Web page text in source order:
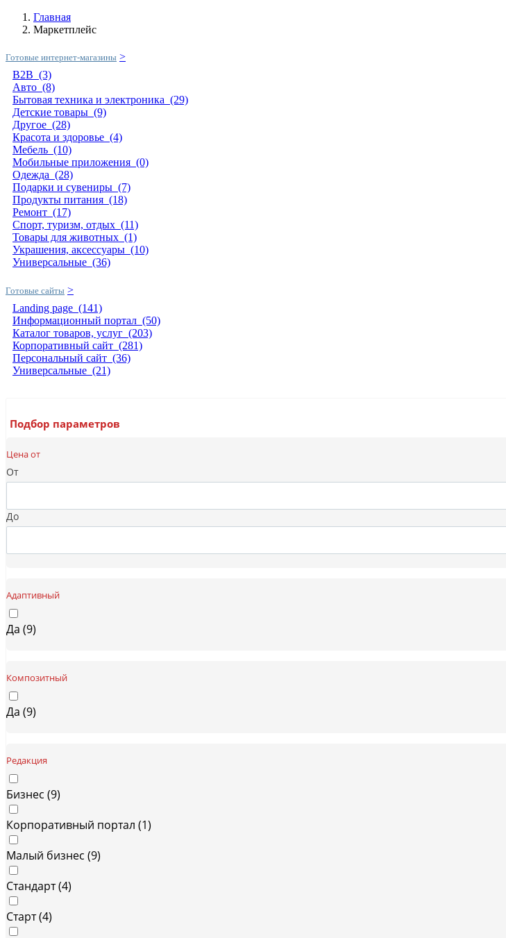
Главная
Маркетплейс
Готовые интернет-магазины >
B2B (3)
Авто (8)
Бытовая техника и электроника (29)
Детские товары (9)
Другое (28)
Красота и здоровье (4)
Мебель (10)
Мобильные приложения (0)
Одежда (28)
Подарки и сувениры (7)
Продукты питания (18)
Ремонт (17)
Спорт, туризм, отдых (11)
Товары для животных (1)
Украшения, аксессуары (10)
Универсальные (36)
Готовые сайты >
Landing page (141)
Информационный портал (50)
Каталог товаров, услуг (203)
Корпоративный сайт (281)
Персональный сайт (36)
Универсальные (21)
Подбор параметров
Цена от
От
До
Адаптивный
Да (9)
Композитный
Да (9)
Редакция
Бизнес (9)
Корпоративный портал (1)
Малый бизнес (9)
Стандарт (4)
Старт (4)